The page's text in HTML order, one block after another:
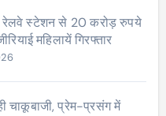
रेलवे स्टेशन से 20 करोड़ रुपये
महिलायें गिरफ्तार
चाकूबाजी, प्रेम-प्रसंग में